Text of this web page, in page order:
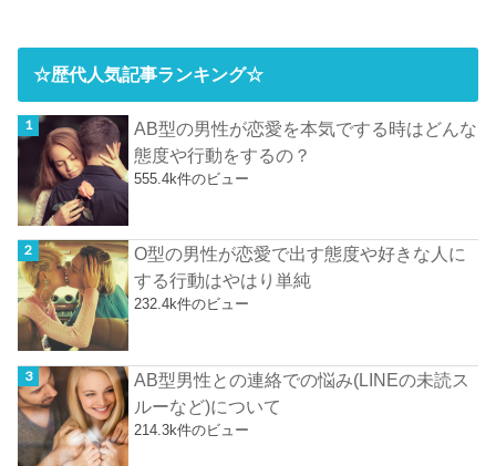
☆歴代人気記事ランキング☆
AB型の男性が恋愛を本気でする時はどんな
態度や行動をするの？
555.4k件のビュー
O型の男性が恋愛で出す態度や好きな人に
する行動はやはり単純
232.4k件のビュー
AB型男性との連絡での悩み(LINEの未読ス
ルーなど)について
214.3k件のビュー